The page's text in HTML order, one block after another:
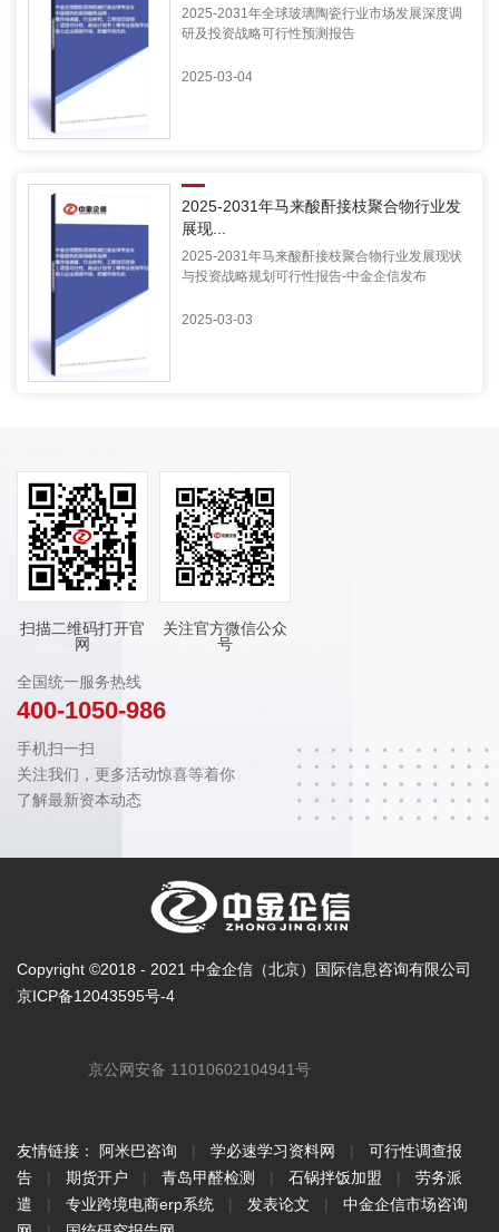
2025-2031年全球玻璃陶瓷行业市场发展深度调
研及投资战略可行性预测报告
2025-03-04
2025-2031年马来酸酐接枝聚合物行业发
展现...
2025-2031年马来酸酐接枝聚合物行业发展现状
与投资战略规划可行性报告-中金企信发布
2025-03-03
扫描二维码打开官
网
关注官方微信公众
号
全国统一服务热线
400-1050-986
手机扫一扫
关注我们，更多活动惊喜等着你
了解最新资本动态
Copyright ©2018 - 2021 中金企信（北京）国际信息咨询有限公司
京ICP备12043595号-4
京公网安备 11010602104941号
友情链接： 阿米巴咨询 | 学必速学习资料网 |
可行性调查报
告
| 期货开户 | 青岛甲醛检测 | 石锅拌饭加盟 |
劳务派
遣
| 专业跨境电商erp系统 | 发表论文 |
中金企信市场咨询